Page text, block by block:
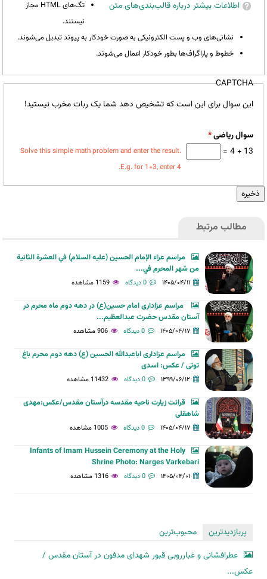
اطلاعات بیشتر درباره قالب‌بندی‌های متن
تگ‌های HTML مجاز
نیستند.
نشانی‌های وب و پست الکترونیکی به صورت خودکار به پیوند تبدیل می‌شوند.
خطوط و پاراگراف‌ها بطور خودکار اعمال می‌شوند.
CAPTCHA
این سوال برای این است که تشخیص دهد شما یک ربات مخرب نیستید!
سوال ریاضی*
13 + 4 =
Solve this simple math problem and enter the result.
E.g. for 1+3, enter 4.
مطالب مرتبط
مراسم عزاء الإمام الحسين (عليه السلام) في العشرة الثانية
من شهر المحرم في...
۱۴۰۵/۰۴/۱۱ 0 دیدگاه 1159 مشاهده
مراسم عزاداری امام حسین(ع) در دهه دوم ماه محرم در
آستان مقدس حضرت عبدالعظیم...
۱۴۰۵/۰۴/۱۷ 0 دیدگاه 906 مشاهده
مراسم عزاداری اباعبدالله الحسین (ع) دهه دوم محرم باغ
توتی / عکس: اسدی
۱۳۹۹/۰۶/۱۲ 0 دیدگاه 11432 مشاهده
قرائت زیارت ناحیه مقدسه درآستان مقدس/عکس:مهدی
شاهقلی
۱۴۰۵/۰۴/۱۷ 0 دیدگاه 1005 مشاهده
Infants of Imam Hussein Ceremony at the Holy
Shrine Photo: Narges Varkebari
۱۴۰۵/۰۴/۰۱ 0 دیدگاه 1316 مشاهده
پربازدیدترین
محبوب‌ترین
عطرافشانی و غبارروبی قبور شهدای مدفون در آستان مقدس /
عکس...